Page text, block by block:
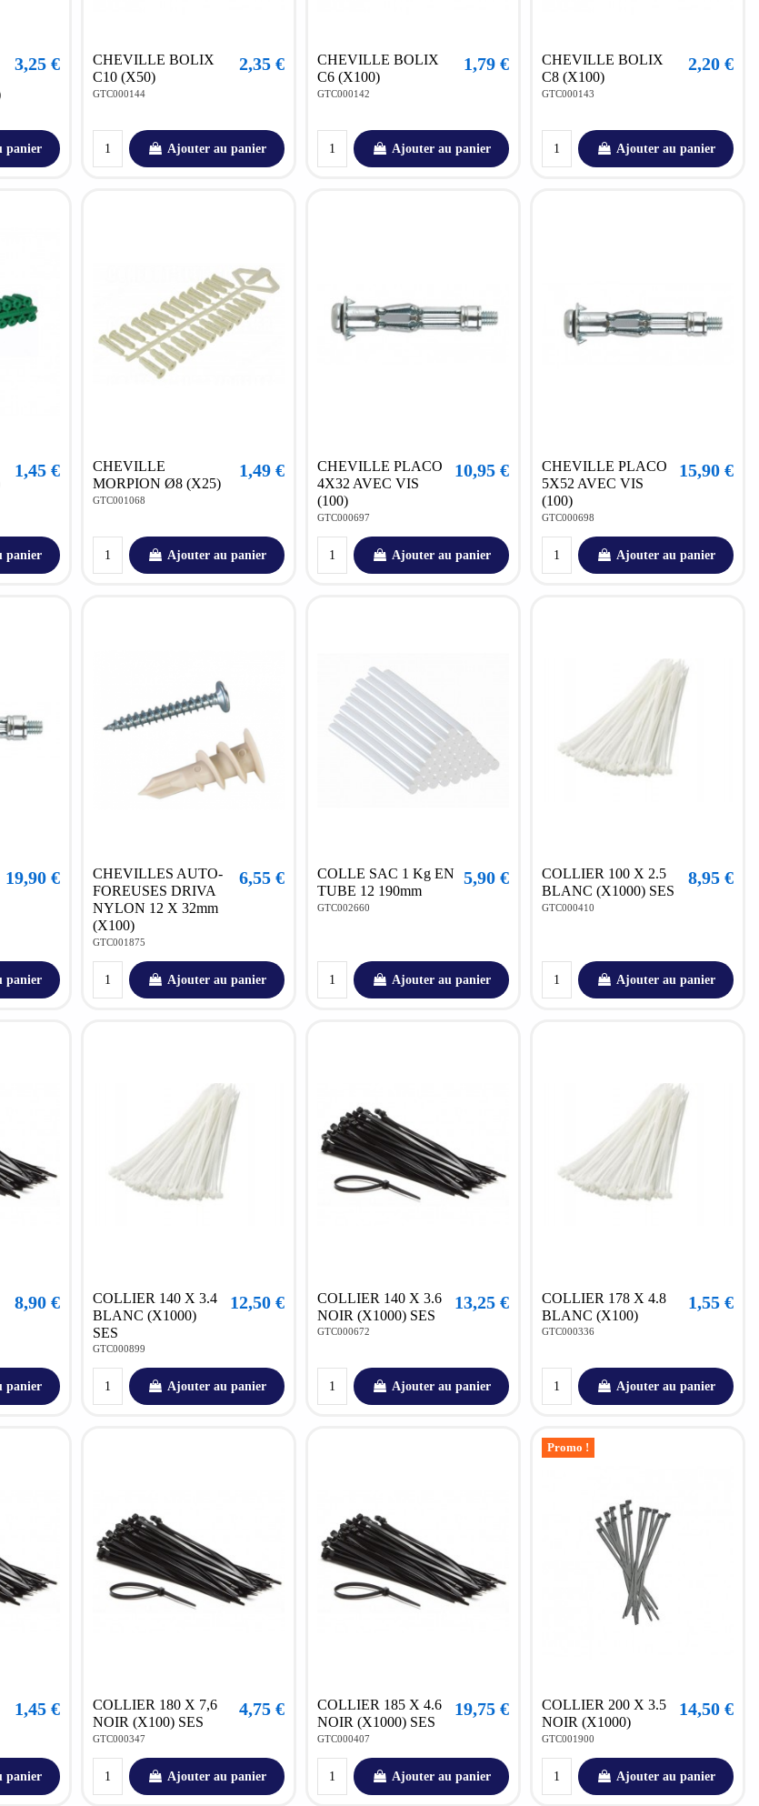
3,25 €
panier
CHEVILLE BOLIX
C10 (X50)
GTC000144
2,35 €
Ajouter au panier
CHEVILLE BOLIX
C6 (X100)
GTC000142
1,79 €
Ajouter au panier
CHEVILLE BOLIX
C8 (X100)
GTC000143
2,20 €
Ajouter au panier
1,45 €
panier
CHEVILLE
MORPION Ø8 (X25)
GTC001068
1,49 €
Ajouter au panier
CHEVILLE PLACO
4X32 AVEC VIS
(100)
GTC000697
10,95 €
Ajouter au panier
CHEVILLE PLACO
5X52 AVEC VIS
(100)
GTC000698
15,90 €
Ajouter au panier
19,90 €
panier
CHEVILLES AUTO-
FOREUSES DRIVA
NYLON 12 X 32mm
(X100)
GTC001875
6,55 €
Ajouter au panier
COLLE SAC 1 Kg EN
TUBE 12 190mm
GTC002660
5,90 €
Ajouter au panier
COLLIER 100 X 2.5
BLANC (X1000) SES
GTC000410
8,95 €
Ajouter au panier
8,90 €
panier
COLLIER 140 X 3.4
BLANC (X1000)
SES
GTC000899
12,50 €
Ajouter au panier
COLLIER 140 X 3.6
NOIR (X1000) SES
GTC000672
13,25 €
Ajouter au panier
COLLIER 178 X 4.8
BLANC (X100)
GTC000336
1,55 €
Ajouter au panier
1,45 €
panier
COLLIER 180 X 7,6
NOIR (X100) SES
GTC000347
4,75 €
Ajouter au panier
COLLIER 185 X 4.6
NOIR (X1000) SES
GTC000407
19,75 €
Ajouter au panier
Promo !
COLLIER 200 X 3.5
NOIR (X1000)
GTC001900
14,50 €
Ajouter au panier